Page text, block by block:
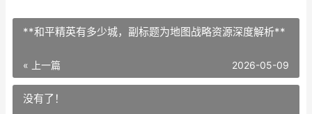
**和平精英有多少城，副标题为地图战略资源深度解析**
« 上一篇 2026-05-09
没有了！